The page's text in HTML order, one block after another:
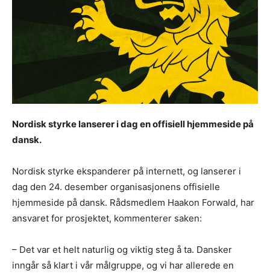
Nordisk styrke lanserer i dag en offisiell hjemmeside på
dansk.
Nordisk styrke ekspanderer på internett, og lanserer i
dag den 24. desember organisasjonens offisielle
hjemmeside på dansk. Rådsmedlem Haakon Forwald, har
ansvaret for prosjektet, kommenterer saken:
– Det var et helt naturlig og viktig steg å ta. Dansker
inngår så klart i vår målgruppe, og vi har allerede en